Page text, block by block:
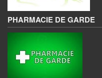
PHARMACIE DE GARDE